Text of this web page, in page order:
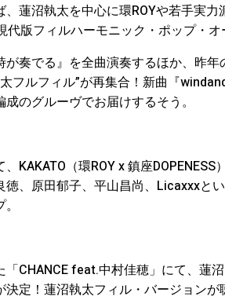
蓮沼執太を中心に環ROYや若手実
代版フィルハーモニック・ポップ・オ
が奏でる』を全曲演奏するほか、昨
フルフィル”が再集合！新曲『
のグルーヴでお届けするそう。
KAKATO（環ROY x 鎮座
徳、原田郁子、平山昌尚、Licaxxxと
CHANCE feat.中村佳穂」にて、蓮
定！蓮沼執太フィル・バージョンが